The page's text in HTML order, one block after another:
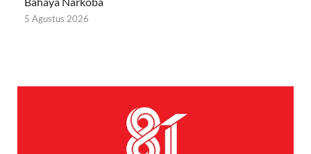
5 Agustus 2026